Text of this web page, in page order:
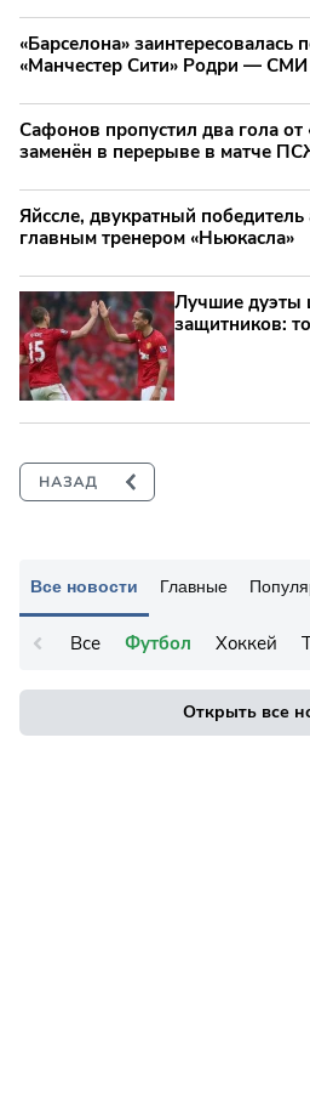
Все новости Главные
Все Футбол Хоккей
Открыть все
«Барселона» заинтересовалась
«Манчестер Сити» Родри — СМИ
Сафонов пропустил два гола
заменён в перерыве в матче
Яйссле, двукратный победитель
главным тренером «Ньюкасла»
Лучшие дуэты
защитников: